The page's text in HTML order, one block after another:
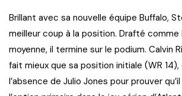
Brillant avec sa nouvelle équipe Buffalo,
meilleur coup à la position. Drafté comme
moyenne, il termine sur le podium. Calvin
fait mieux que sa position initiale (WR
l’absence de Julio Jones pour prouver